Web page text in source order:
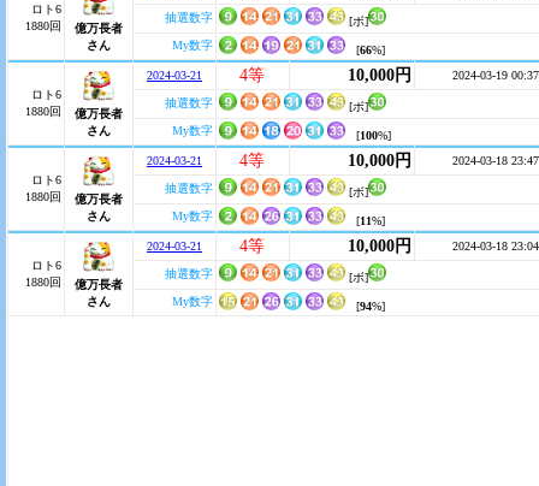
ロト6
1880回
億万長者
さん
抽選数字
[ボ]
My数字
[66%]
ロト6
1880回
億万長者
さん
2024-03-21 4等 10,000円 2024-03-19 00:37
抽選数字
[ボ]
My数字
[100%]
ロト6
1880回
億万長者
さん
2024-03-21 4等 10,000円 2024-03-18 23:47
抽選数字
[ボ]
My数字
[11%]
ロト6
1880回
億万長者
さん
2024-03-21 4等 10,000円 2024-03-18 23:04
抽選数字
[ボ]
My数字
[94%]